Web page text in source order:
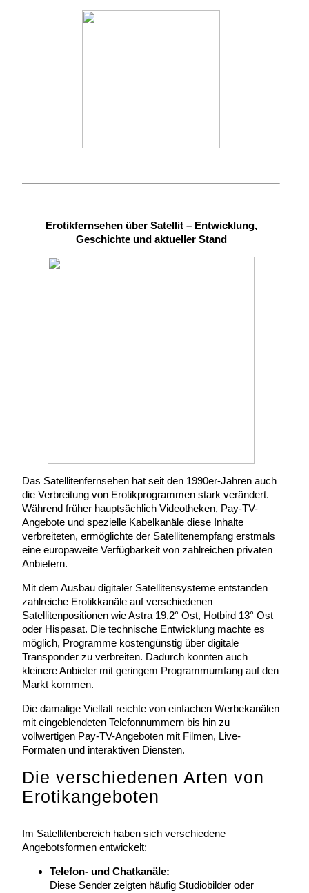
Erotikfernsehen über Satellit – Entwicklung,
Geschichte und aktueller Stand
Das Satellitenfernsehen hat seit den 1990er-Jahren auch
die Verbreitung von Erotikprogrammen stark verändert.
Während früher hauptsächlich Videotheken, Pay-TV-
Angebote und spezielle Kabelkanäle diese Inhalte
verbreiteten, ermöglichte der Satellitenempfang erstmals
eine europaweite Verfügbarkeit von zahlreichen privaten
Anbietern.
Mit dem Ausbau digitaler Satellitensysteme entstanden
zahlreiche Erotikkanäle auf verschiedenen
Satellitenpositionen wie Astra 19,2° Ost, Hotbird 13° Ost
oder Hispasat. Die technische Entwicklung machte es
möglich, Programme kostengünstig über digitale
Transponder zu verbreiten. Dadurch konnten auch
kleinere Anbieter mit geringem Programmumfang auf den
Markt kommen.
Die damalige Vielfalt reichte von einfachen Werbekanälen
mit eingeblendeten Telefonnummern bis hin zu
vollwertigen Pay-TV-Angeboten mit Filmen, Live-
Formaten und interaktiven Diensten.
Die verschiedenen Arten von
Erotikangeboten
Im Satellitenbereich haben sich verschiedene
Angebotsformen entwickelt:
Telefon- und Chatkanäle:
Diese Sender zeigten häufig Studiobilder oder